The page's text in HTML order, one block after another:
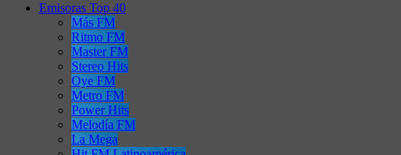
Emisoras Top 40
Más FM
Ritmo FM
Master FM
Stereo Hits
Oye FM
Metro FM
Power Hits
Melodía FM
La Mega